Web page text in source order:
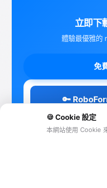
立即下
體驗最優雅的
免
🔑
一鍵填充 · 安
免
🍪 Cookie 設定
本網站使用 Cookie